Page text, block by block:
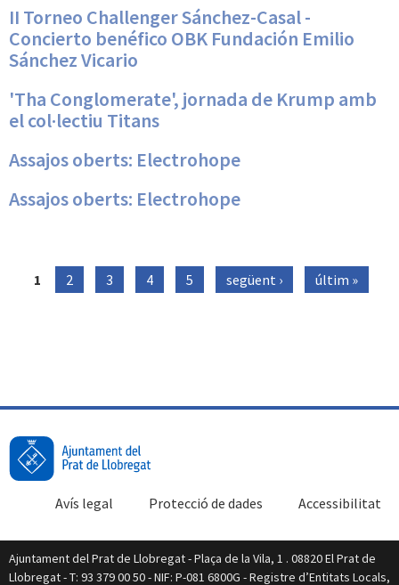
II Torneo Challenger Sánchez-Casal -
Concierto benéfico OBK Fundación Emilio
Sánchez Vicario
'Tha Conglomerate', jornada de Krump amb
el col·lectiu Titans
Assajos oberts: Electrohope
Assajos oberts: Electrohope
PÀGINES
1 2 3 4 5 següent › últim »
Accessibilitat
Protecció de dades
Avís legal
Ajuntament del Prat de Llobregat - Plaça de la Vila, 1 . 08820 El Prat de
Llobregat - T: 93 379 00 50 - NIF: P-081 6800G - Registre d’Entitats Locals,